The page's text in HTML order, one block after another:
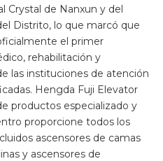
Crystal de Nanxun y del
Distrito, lo que marcó que
el primer
rehabilitación y
las instituciones de atención
Hengda Fuji Elevator
productos especializado y
proporcione todos los
ascensores de camas
y ascensores de